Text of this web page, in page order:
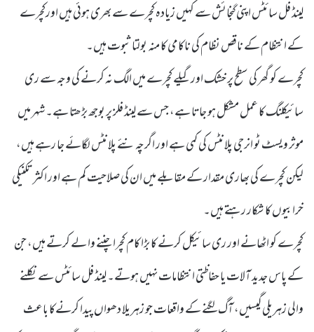
لینڈ فل سائٹس اپنی گنجائش سے کہیں زیادہ کچرے سے بھری ہوئی ہیں اورکچرے
کے انتظام کے ناقص نظام کی ناکامی کا منہ بولتا ثبوت ہیں۔
کچرے کو گھر کی سطح پر خشک اور گیلے کچرے میں الگ نہ کرنے کی وجہ سے ری
سائیکلنگ کا عمل مشکل ہو جاتا ہے، جس سے لینڈ فلز پر بوجھ بڑھتا ہے۔ شہر میں
موثر ویسٹ ٹو انرجی پلانٹس کی کمی ہے اور اگرچہ نئے پلانٹس لگائے جا رہے ہیں،
لیکن کچرے کی بھاری مقدار کے مقابلے میں ان کی صلاحیت کم ہے اور اکثر تکنیکی
خرابیوں کا شکار رہتے ہیں۔
کچرے کو اٹھانے اور ری سائیکل کرنے کا بڑا کام کچرا چننے وا لے کرتے ہیں، جن
کے پاس جدید آلات یا حفاظتی انتظامات نہیں ہوتے۔ لینڈ فل سائٹس سے نکلنے
والی زہریلی گیسیں، آگ لگنے کے واقعات جو زہریلا دھواں پیدا کرنےکا باعث